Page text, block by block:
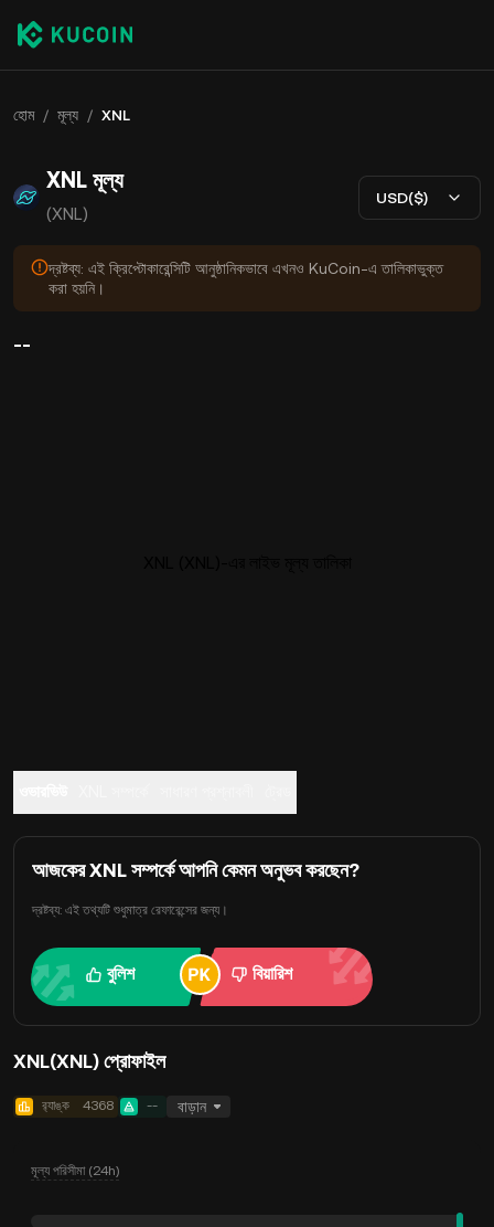
হোম / মূল্য / XNL
XNL মূল্য
(XNL)
USD($)
দ্রষ্টব্য: এই ক্রিপ্টোকারেন্সিটি আনুষ্ঠানিকভাবে এখনও KuCoin-এ তালিকাভুক্ত
করা হয়নি।
--
আজকের XNL সম্পর্কে আপনি কেমন অনুভব করছেন?
দ্রষ্টব্য: এই তথ্যটি শুধুমাত্র রেফারেন্সের জন্য।
বুলিশ বিয়ারিশ
XNL(XNL) প্রোফাইল
র‍্যাঙ্ক 4368 -- বাড়ান
মূল্য পরিসীমা (24h)